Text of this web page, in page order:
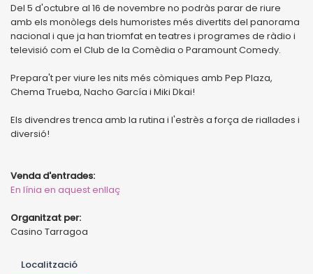
Del 5 d'octubre al 16 de novembre no podràs parar de riure
amb els monòlegs dels humoristes més divertits del panorama
nacional i que ja han triomfat en teatres i programes de ràdio i
televisió com el Club de la Comèdia o Paramount Comedy.
Prepara't per viure les nits més còmiques amb Pep Plaza,
Chema Trueba, Nacho García i Miki Dkai!
Els divendres trenca amb la rutina i l'estrès a força de riallades i
diversió!
Venda d'entrades:
En línia en aquest enllaç
Organitzat per:
Casino Tarragoa
Localització